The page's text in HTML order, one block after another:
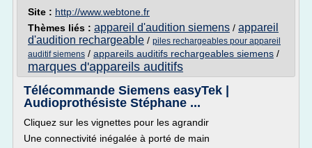
Site : http://www.webtone.fr
Thèmes liés : appareil d'audition siemens / appareil
d'audition rechargeable / piles rechargeables pour appareil
auditif siemens / appareils auditifs rechargeables siemens /
marques d'appareils auditifs
Télécommande Siemens easyTek |
Audioprothésiste Stéphane ...
Cliquez sur les vignettes pour les agrandir
Une connectivité inégalée à porté de main